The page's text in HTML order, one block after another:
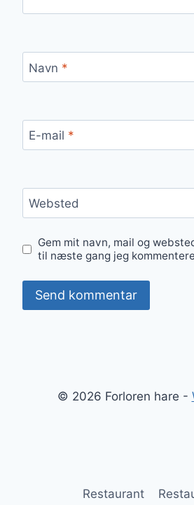
Navn *
E-mail *
Websted
Gem mit navn, mail og
til næste gang jeg
© 2026 Forloren hare -
Restaurant